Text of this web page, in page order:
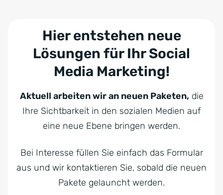
Hier entstehen neue
Lösungen für Ihr Social
Media Marketing!
Aktuell arbeiten wir an neuen Paketen, die
Ihre Sichtbarkeit in den sozialen Medien auf
eine neue Ebene bringen werden.
Bei Interesse füllen Sie einfach das Formular
aus und wir kontaktieren Sie, sobald die neuen
Pakete gelauncht werden.